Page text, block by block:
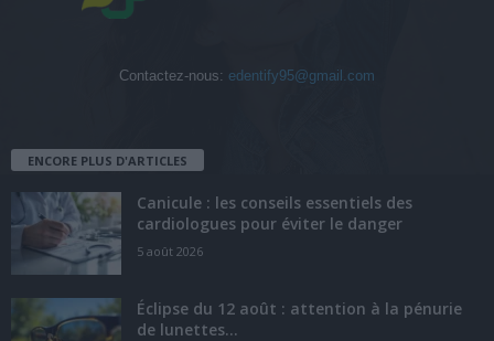
Contactez-nous: edentify95@gmail.com
ENCORE PLUS D'ARTICLES
Canicule : les conseils essentiels des
cardiologues pour éviter le danger
5 août 2026
Éclipse du 12 août : attention à la pénurie
de lunettes...